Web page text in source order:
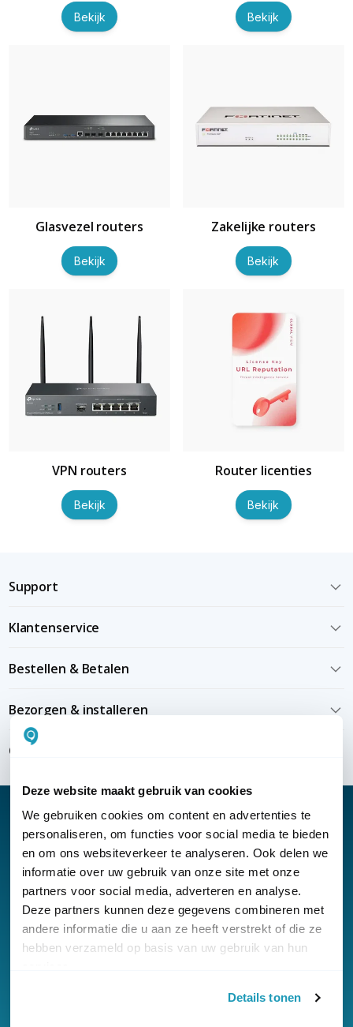
Deze website maakt gebruik van cookies
We gebruiken cookies om content en advertenties te
personaliseren, om functies voor social media te bieden
en om ons websiteverkeer te analyseren. Ook delen we
informatie over uw gebruik van onze site met onze
partners voor social media, adverteren en analyse.
Deze partners kunnen deze gegevens combineren met
andere informatie die u aan ze heeft verstrekt of die ze
hebben verzameld op basis van uw gebruik van hun
Details tonen
Bekijk Bekijk
Glasvezel routers
Bekijk
Zakelijke routers
Bekijk
VPN routers
Bekijk
Router licenties
Bekijk
Support
Klantenservice
Bestellen & Betalen
Bezorgen & installeren
Over KommaGo
Nieuwsbrief
Klantenservice